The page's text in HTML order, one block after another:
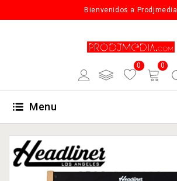
Bienvenidos a Prodjmedia
0 0
Menu